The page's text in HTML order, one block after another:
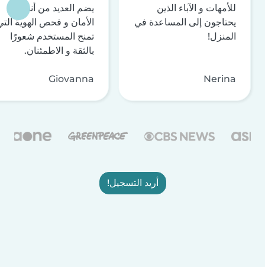
للأمهات و الآباء الذين
يحتاجون إلى المساعدة في
المنزل!
Nerina
يضم العديد من أنظمة
الأمان و فحص الهوية
تمنح المستخدم شعورًا
بالثقة و الاطمئنان.
Giovanna
أريد التسجيل!